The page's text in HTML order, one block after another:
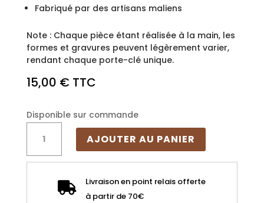
Fabriqué par des artisans maliens
Note : Chaque pièce étant réalisée à la main, les
formes et gravures peuvent légèrement varier,
rendant chaque porte-clé unique.
15,00 € TTC
Disponible sur commande
Porte-
artisanal
AJOUTER AU PANIER

Livraison en point relais offerte
à partir de 70€